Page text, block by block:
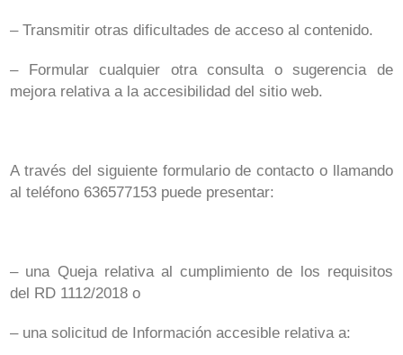
– Transmitir otras dificultades de acceso al contenido.
– Formular cualquier otra consulta o sugerencia de
mejora relativa a la accesibilidad del sitio web.
A través del siguiente formulario de contacto o llamando
al teléfono 636577153 puede presentar:
– una Queja relativa al cumplimiento de los requisitos
del RD 1112/2018 o
– una solicitud de Información accesible relativa a: